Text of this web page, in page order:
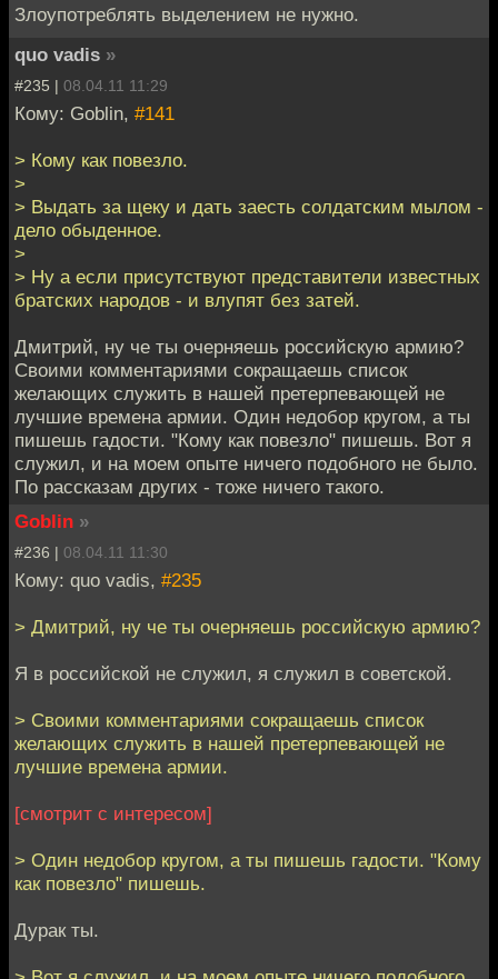
Злоупотреблять выделением не нужно.
quo vadis »
#235 | 08.04.11 11:29
Кому: Goblin, #141
> Кому как повезло.
>
> Выдать за щеку и дать заесть солдатским мылом -
дело обыденное.
>
> Ну а если присутствуют представители известных
братских народов - и влупят без затей.
Дмитрий, ну че ты очерняешь российскую армию?
Своими комментариями сокращаешь список
желающих служить в нашей претерпевающей не
лучшие времена армии. Один недобор кругом, а ты
пишешь гадости. "Кому как повезло" пишешь. Вот я
служил, и на моем опыте ничего подобного не было.
По рассказам других - тоже ничего такого.
Goblin »
#236 | 08.04.11 11:30
Кому: quo vadis, #235
> Дмитрий, ну че ты очерняешь российскую армию?
Я в российской не служил, я служил в советской.
> Своими комментариями сокращаешь список
желающих служить в нашей претерпевающей не
лучшие времена армии.
[смотрит с интересом]
> Один недобор кругом, а ты пишешь гадости. "Кому
как повезло" пишешь.
Дурак ты.